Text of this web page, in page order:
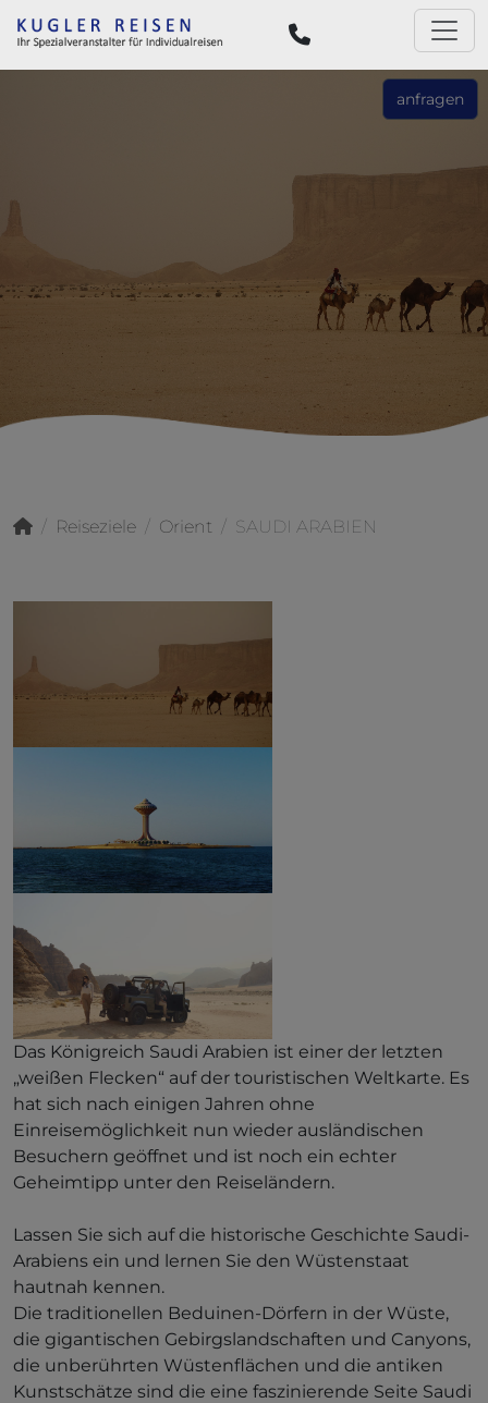
anfragen
Reiseziele Orient SAUDI ARABIEN
Das Königreich Saudi Arabien ist einer der letzten
„weißen Flecken“ auf der touristischen Weltkarte. Es
hat sich nach einigen Jahren ohne
Einreisemöglichkeit nun wieder ausländischen
Besuchern geöffnet und ist noch ein echter
Geheimtipp unter den Reiseländern.
Lassen Sie sich auf die historische Geschichte Saudi-
Arabiens ein und lernen Sie den Wüstenstaat
hautnah kennen.
Die traditionellen Beduinen-Dörfern in der Wüste,
die gigantischen Gebirgslandschaften und Canyons,
die unberührten Wüstenflächen und die antiken
Kunstschätze sind die eine faszinierende Seite Saudi